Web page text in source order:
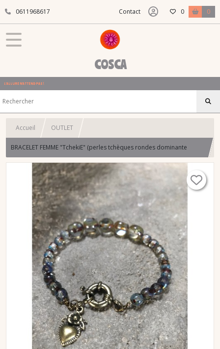
0611968617 Contact 0 0
COSCA
L'ALLURE N'ATTEND PAS !
Accueil OUTLET
BRACELET FEMME "TchekiE" (perles tchèques rondes dominante
ambrée)